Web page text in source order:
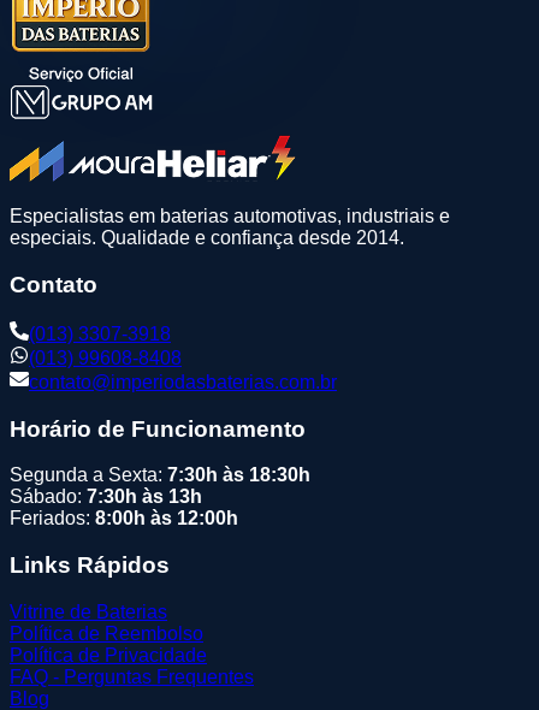
Especialistas em baterias automotivas, industriais e
especiais. Qualidade e confiança desde 2014.
Contato
(013) 3307-3918
(013) 99608-8408
contato@imperiodasbaterias.com.br
Horário de Funcionamento
Segunda a Sexta: 7:30h às 18:30h
Sábado: 7:30h às 13h
Feriados: 8:00h às 12:00h
Links Rápidos
Vitrine de Baterias
Política de Reembolso
Política de Privacidade
FAQ - Perguntas Frequentes
Blog